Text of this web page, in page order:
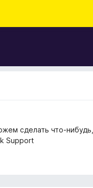
сделать что-
Support